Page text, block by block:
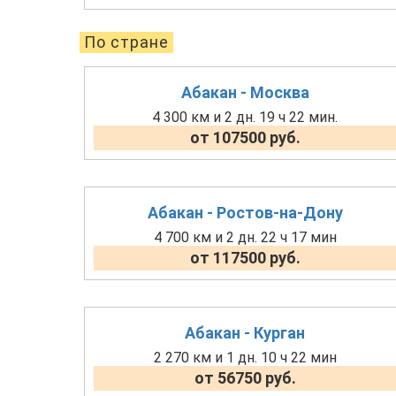
По стране
Абакан - Москва
4 300 км и 2 дн. 19 ч 22 мин.
от 107500 руб.
Абакан - Ростов-на-Дону
4 700 км и 2 дн. 22 ч 17 мин
от 117500 руб.
Абакан - Курган
2 270 км и 1 дн. 10 ч 22 мин
от 56750 руб.